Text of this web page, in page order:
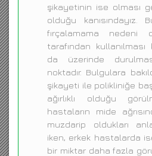
şikayetinin ise olması
olduğu kanısındayız.
fırçalamama nedeni
tarafından
da üzerinde
noktadır. Bulgulara
şikayeti ile polikliniğe
ağırlıklı olduğu
hastaların mide
muzdarip oldukları
iken, erkek hastalarda
bir miktar daha fazla